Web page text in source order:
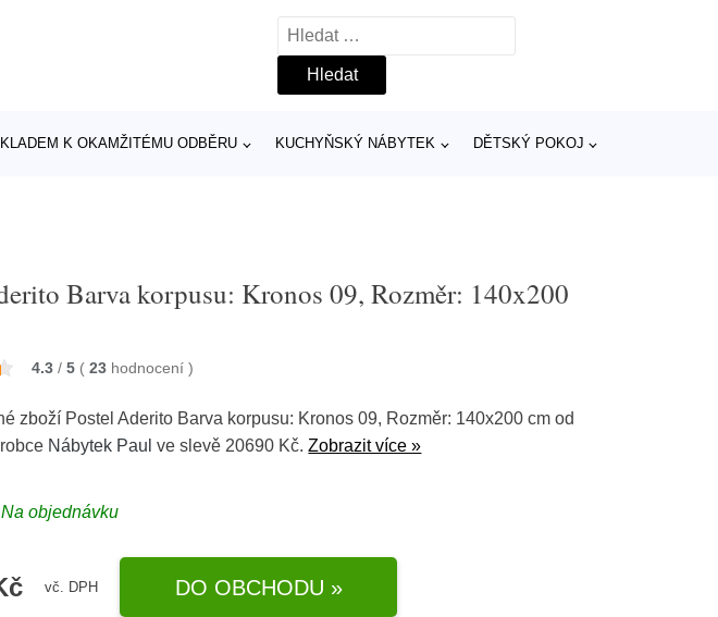
Vyhledávání
K OKAMŽITÉMU ODBĚRU KUCHYŇSKÝ NÁBYTEK DĚTSKÝ POKOJ
Barva korpusu: Kronos 09, Rozměr: 140x200
4.3 / 5 ( 23 hodnocení)
zboží Postel Aderito Barva korpusu: Kronos 09, Rozměr: 140x200 cm od
Nábytek Paul ve slevě 20690 Kč.Zobrazit více »
objednávku
vč. DPH DO OBCHODU »